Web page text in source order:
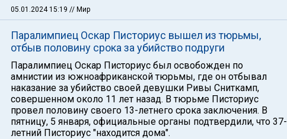
05.01.2024 15:19 // Мир
Паралимпиец Оскар Писториус вышел из тюрьмы,
отбыв половину срока за убийство подруги
Паралимпиец Оскар Писториус был освобожден по
амнистии из южноафриканской тюрьмы, где он отбывал
наказание за убийство своей девушки Ривы Сниткамп,
совершенном около 11 лет назад. В тюрьме Писториус
провел половину своего 13-летнего срока заключения. В
пятницу, 5 января, официальные органы подтвердили, что 37-
летний Писториус "находится дома".